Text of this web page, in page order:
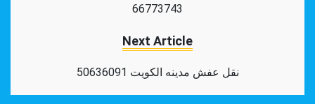
66773743
Next Article
نقل عفش مدينه الكويت 50636091